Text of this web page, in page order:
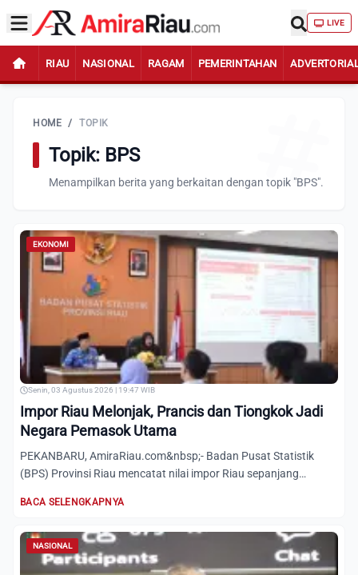
LIVE
RIAU NASIONAL RAGAM PEMERINTAHAN
HOME / TOPIK
Topik: BPS
Menampilkan berita yang berkaitan dengan topik "BPS".
EKONOMI
Senin, 03 Agustus 2026 | 19:47 WIB
Impor Riau Melonjak, Prancis dan Tiongkok Jadi
Negara Pemasok Utama
PEKANBARU, AmiraRiau.com&nbsp;- Badan Pusat Statistik
(BPS) Provinsi Riau mencatat nilai impor Riau sepanjang
BACA SELENGKAPNYA
NASIONAL